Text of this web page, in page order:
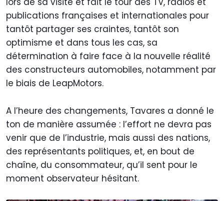
publications françaises et internationales pour
tantôt partager ses craintes, tantôt son
optimisme et dans tous les cas, sa
détermination à faire face à la nouvelle réalité
des constructeurs automobiles, notamment par
le biais de LeapMotors.
A l’heure des changements, Tavares a donné le
ton de manière assumée : l’effort ne devra pas
venir que de l’industrie, mais aussi des nations,
des représentants politiques, et, en bout de
chaîne, du consommateur, qu’il sent pour le
moment observateur hésitant.